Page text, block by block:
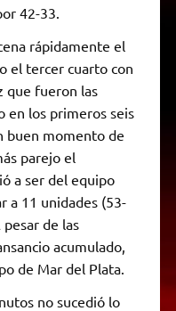
42-33.
rápidamente el
el tercer cuarto con
que fueron las
en los primeros seis
buen momento de
parejo el
a ser del equipo
a 11 unidades (53-
de las
acumulado,
de Mar del Plata.
no sucedió lo